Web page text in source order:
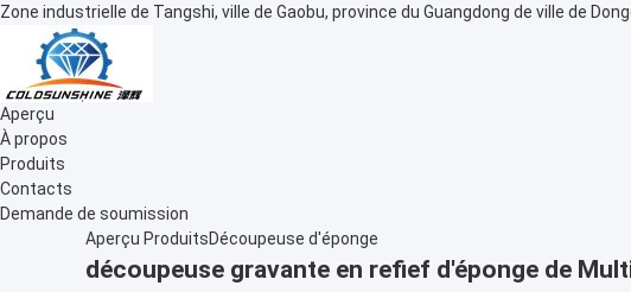
Zone industrielle de Tangshi, ville de Gaobu, province du Guangdong de ville de
Aperçu
À propos
Produits
Contacts
Demande de soumission
Aperçu ProduitsDécoupeuse d'éponge
découpeuse gravante en refief d'éponge de